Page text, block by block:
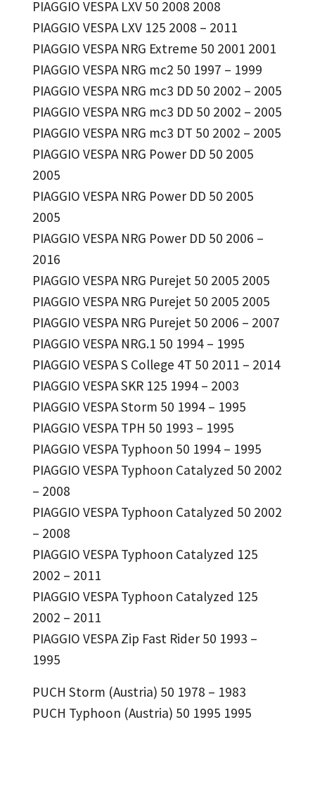
PIAGGIO VESPA LXV 50 2008 2008
PIAGGIO VESPA LXV 125 2008 – 2011
PIAGGIO VESPA NRG Extreme 50 2001 2001
PIAGGIO VESPA NRG mc2 50 1997 – 1999
PIAGGIO VESPA NRG mc3 DD 50 2002 – 2005
PIAGGIO VESPA NRG mc3 DD 50 2002 – 2005
PIAGGIO VESPA NRG mc3 DT 50 2002 – 2005
PIAGGIO VESPA NRG Power DD 50 2005
2005
PIAGGIO VESPA NRG Power DD 50 2005
2005
PIAGGIO VESPA NRG Power DD 50 2006 –
2016
PIAGGIO VESPA NRG Purejet 50 2005 2005
PIAGGIO VESPA NRG Purejet 50 2005 2005
PIAGGIO VESPA NRG Purejet 50 2006 – 2007
PIAGGIO VESPA NRG.1 50 1994 – 1995
PIAGGIO VESPA S College 4T 50 2011 – 2014
PIAGGIO VESPA SKR 125 1994 – 2003
PIAGGIO VESPA Storm 50 1994 – 1995
PIAGGIO VESPA TPH 50 1993 – 1995
PIAGGIO VESPA Typhoon 50 1994 – 1995
PIAGGIO VESPA Typhoon Catalyzed 50 2002
– 2008
PIAGGIO VESPA Typhoon Catalyzed 50 2002
– 2008
PIAGGIO VESPA Typhoon Catalyzed 125
2002 – 2011
PIAGGIO VESPA Typhoon Catalyzed 125
2002 – 2011
PIAGGIO VESPA Zip Fast Rider 50 1993 –
1995
PUCH Storm (Austria) 50 1978 – 1983
PUCH Typhoon (Austria) 50 1995 1995